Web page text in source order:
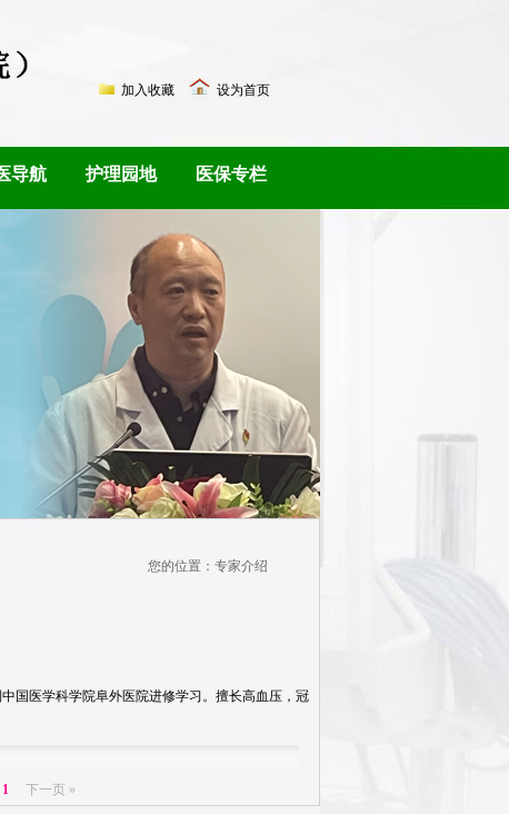
加入收藏 设为首页
导航 护理园地 医保专栏
您的位置：专家介绍
国医学科学院阜外医院进修学习。擅长高血压，冠
1 下一页 »